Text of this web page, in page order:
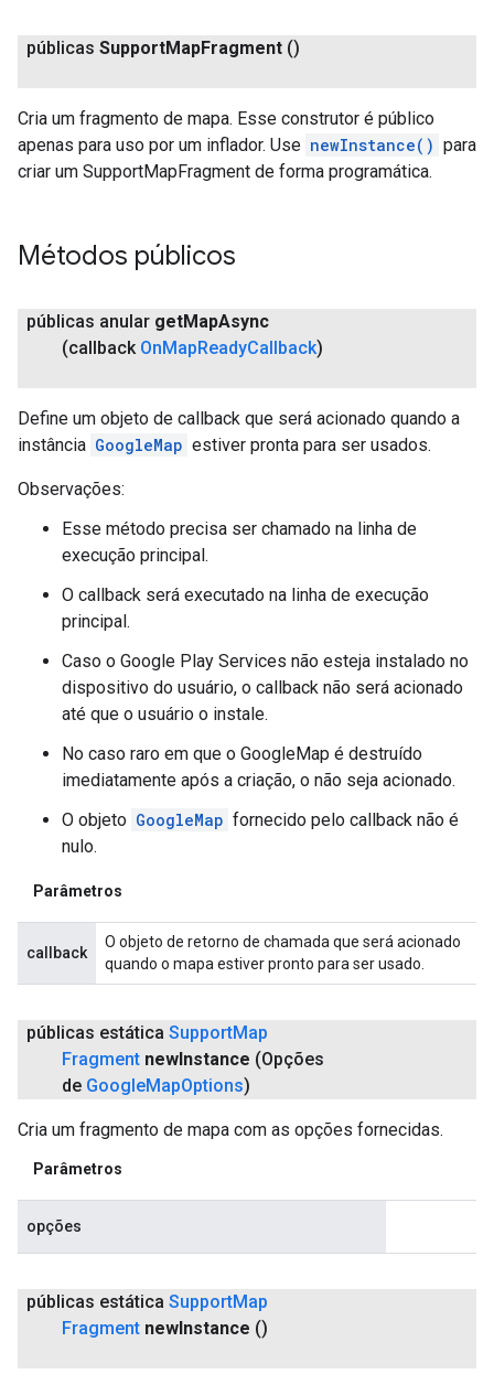
públicas SupportMapFragment ()
Cria um fragmento de mapa. Esse construtor é público
apenas para uso por um inflador. Use newInstance() para
criar um SupportMapFragment de forma programática.
Métodos públicos
públicas anular getMapAsync
(callback OnMapReadyCallback)
Define um objeto de callback que será acionado quando a
instância GoogleMap estiver pronta para ser usados.
Observações:
Esse método precisa ser chamado na linha de
execução principal.
O callback será executado na linha de execução
principal.
Caso o Google Play Services não esteja instalado no
dispositivo do usuário, o callback não será acionado
até que o usuário o instale.
No caso raro em que o GoogleMap é destruído
imediatamente após a criação, o não seja acionado.
O objeto GoogleMap fornecido pelo callback não é
nulo.
Parâmetros
callback
O objeto de retorno de chamada que será acionado
quando o mapa estiver pronto para ser usado.
públicas estática SupportMap
Fragment newInstance (Opções
de GoogleMapOptions)
Cria um fragmento de mapa com as opções fornecidas.
Parâmetros
opções
públicas estática SupportMap
Fragment new Instance ()